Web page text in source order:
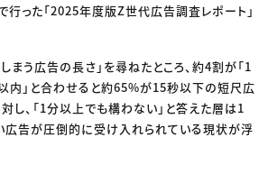
った「2025年度版Z世代広告調査レポート」
まう広告の長さ」を尋ねたところ、約4割が「1
以内」と合わせると約65%が15秒以下の短尺広
し、「1分以上でも構わない」と答えた層は1
広告が圧倒的に受け入れられている現状が浮